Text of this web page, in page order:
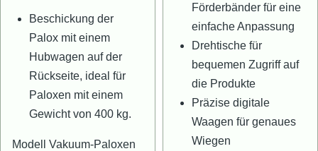
Beschickung der
Palox mit einem
Hubwagen auf der
Rückseite, ideal für
Paloxen mit einem
Gewicht von 400 kg.
Modell Vakuum-Paloxen
Förderbänder für eine
einfache Anpassung
Drehtische für
bequemen Zugriff auf
die Produkte
Präzise digitale
Waagen für genaues
Wiegen